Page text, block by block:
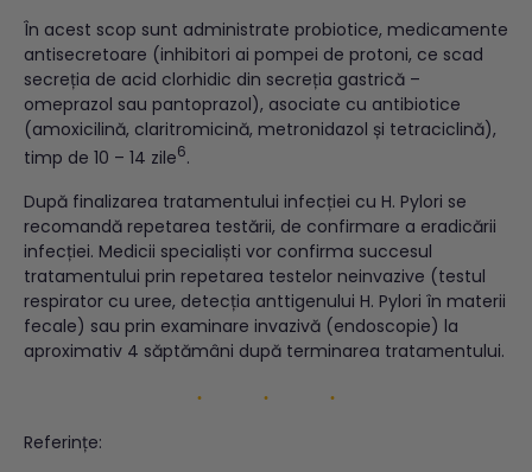
În acest scop sunt administrate probiotice, medicamente
antisecretoare (inhibitori ai pompei de protoni, ce scad
secreția de acid clorhidic din secreția gastrică –
omeprazol sau pantoprazol), asociate cu antibiotice
(amoxicilină, claritromicină, metronidazol și tetraciclină),
timp de 10 – 14 zile6.
După finalizarea tratamentului infecției cu H. Pylori se
recomandă repetarea testării, de confirmare a eradicării
infecției. Medicii specialiști vor confirma succesul
tratamentului prin repetarea testelor neinvazive (testul
respirator cu uree, detecția anttigenului H. Pylori în materii
fecale) sau prin examinare invazivă (endoscopie) la
aproximativ 4 săptămâni după terminarea tratamentului.
Referințe: